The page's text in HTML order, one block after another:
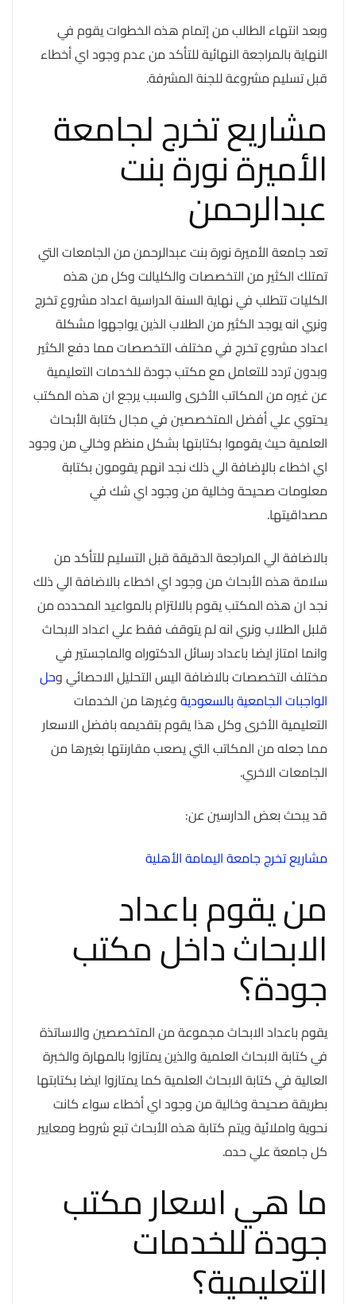
وبعد انتهاء الطالب من إتمام هذه الخطوات يقوم في
النهاية بالمراجعة النهائية للتأكد من عدم وجود اي أخطاء
قبل تسليم مشروعة للجنة المشرفة.
مشاريع تخرج لجامعة
الأميرة نورة بنت
عبدالرحمن
تعد جامعة الأميرة نورة بنت عبدالرحمن من الجامعات التي
تمتلك الكثير من التخصصات والكليالت وكل من هذه
الكليات تتطلب في نهاية السنة الدراسية اعداد مشروع تخرج
ونري انه يوجد الكثير من الطلاب الذين يواجهوا مشكلة
اعداد مشروع تخرج في مختلف التخصصات مما دفع الكثير
وبدون تردد للتعامل مع مكتب جودة للخدمات التعليمية
عن غيره من المكاتب الأخرى والسبب يرجع ان هذه المكتب
يحتوي علي أفضل المتخصصين في مجال كتابة الأبحاث
العلمية حيث يقوموا بكتابتها بشكل منظم وخالي من وجود
اي اخطاء بالإضافة الي ذلك نجد انهم يقومون بكتابة
معلومات صحيحة وخالية من وجود اي شك في
مصداقيتها.
بالاضافة الي المراجعة الدقيقة قبل التسليم للتأكد من
سلامة هذه الأبحاث من وجود اي اخطاء بالاضافة الي ذلك
نجد ان هذه المكتب يقوم بالالتزام بالمواعيد المحدده من
قلبل الطلاب ونري انه لم يتوقف فقط علي اعداد الابحاث
وانما امتاز ايضا باعداد رسائل الدكتوراه والماجستير في
مختلف التخصصات بالاضافة اليس التحليل الاحصائي وحل
الواجبات الجامعية بالسعوديةوغيرها من الخدمات
التعليمية الأخرى وكل هذا يقوم بتقديمه بافضل الاسعار
مما جعله من المكاتب التي يصعب مقارنتها بغيرها من
الجامعات الاخري.
قد يبحث بعض الدارسين عن:
مشاريع تخرج جامعة اليمامة الأهلية
من يقوم باعداد
الابحاث داخل مكتب
جودة؟
يقوم باعداد الابحاث مجموعة من المتخصصين والاساتذة
في كتابة الابحاث العلمية والذين يمتازوا بالمهارة والخبرة
العالية في كتابة الابحاث العلمية كما يمتازوا ايضا بكتابتها
بطريقة صحيحة وخالية من وجود اي أخطاء سواء كانت
نحوية واملائية ويتم كتابة هذه الأبحاث تبع شروط ومعايير
كل جامعة علي حده.
ما هي اسعار مكتب
جودة للخدمات
التعليمية؟